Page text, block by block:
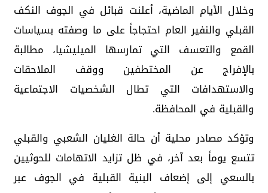
وخلال الأيام الماضية، أعلنت قبائل في الجوف النكف
القبلي والنفير العام احتجاجاً على ما وصفته بسياسات
القمع والتعسف التي تمارسها الميليشيا، مطالبة
بالإفراج عن المختطفين ووقف الملاحقات
والاستهدافات التي تطال الشخصيات الاجتماعية
والقبلية في المحافظة.
وتؤكد مصادر محلية أن حالة الغليان الشعبي والقبلي
تتسع يوماً بعد آخر، في ظل تزايد الاتهامات للحوثيين
بالسعي إلى إضعاف البنية القبلية في الجوف عبر